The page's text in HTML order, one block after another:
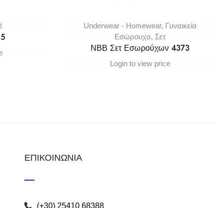
Underwear - Homewear, Γυναικεία
Εσώρουχα, Σετ
ΝΒΒ Σετ Εσωρούχων 4373
Login to view price
ΕΠΙΚΟΙΝΩΝΙΑ
(+30) 25410 68388